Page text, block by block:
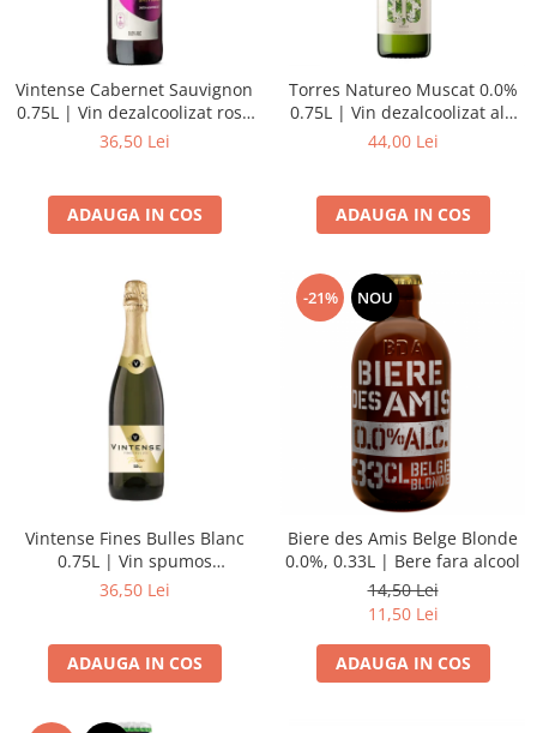
Vintense Cabernet Sauvignon
0.75L | Vin dezalcoolizat rosu
demisec
36,50 Lei
ADAUGA IN COS
Torres Natureo Muscat 0.0%
0.75L | Vin dezalcoolizat alb
sec
44,00 Lei
ADAUGA IN COS
Vintense Fines Bulles Blanc
0.75L | Vin spumos
dezalcoolizat alb demisec
36,50 Lei
ADAUGA IN COS
-21% NOU
Biere des Amis Belge Blonde
0.0%, 0.33L | Bere fara alcool
14,50 Lei
11,50 Lei
ADAUGA IN COS